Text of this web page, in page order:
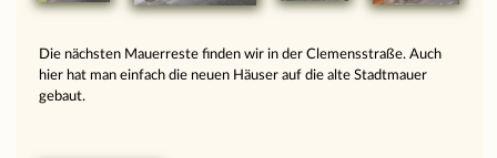
Die nächsten Mauerreste finden wir in der Clemensstraße. Auch
hier hat man einfach die neuen Häuser auf die alte Stadtmauer
gebaut.